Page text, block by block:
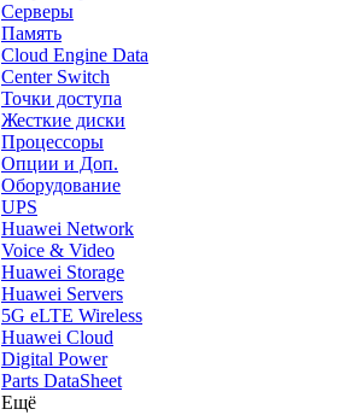
Серверы
Память
Cloud Engine Data
Center Switch
Точки доступа
Жесткие диски
Процессоры
Опции и Доп.
Оборудование
UPS
Huawei Network
Voice & Video
Huawei Storage
Huawei Servers
5G eLTE Wireless
Huawei Cloud
Digital Power
Parts DataSheet
Ещё